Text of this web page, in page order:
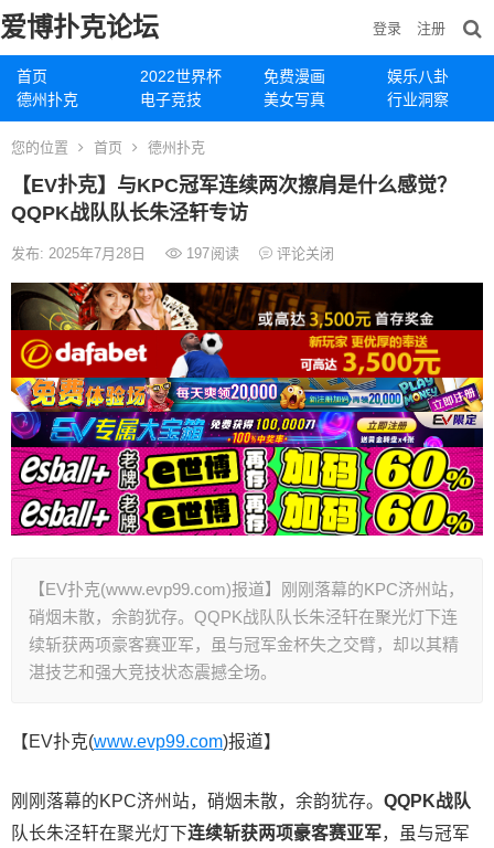
爱博扑克论坛
首页 2022世界杯 免费漫画
娱乐八卦
德州扑克
电子竞技 美女写真 行业洞察
登录 注册
您的位置 首页 德州扑克
【EV扑克】与KPC冠军连续两次擦肩是什么感觉？
QQPK战队队长朱泾轩专访
发布: 2025年7月28日 197阅读 评论关闭
【EV扑克(www.evp99.com)报道】刚刚落幕的KPC济州站，
硝烟未散，余韵犹存。QQPK战队队长朱泾轩在聚光灯下连
续斩获两项豪客赛亚军，虽与冠军金杯失之交臂，却以其精
湛技艺和强大竞技状态震撼全场。
【EV扑克(www.evp99.com)报道】
刚刚落幕的KPC济州站，硝烟未散，余韵犹存。 QQPK战队
队长朱泾轩在聚光灯下连续斩获两项豪客赛亚军，虽与冠军